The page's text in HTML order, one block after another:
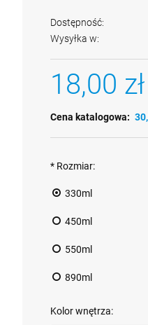
Dostępność:
Wysyłka w:
18,00 zł
Cena katalogowa:
* Rozmiar:
330ml
450ml
550ml
890ml
Kolor wnętrza: